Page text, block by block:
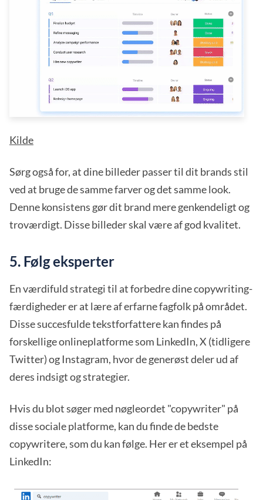
Kilde
Sørg også for, at dine billeder passer til dit brands stil
ved at bruge de samme farver og det samme look.
Denne konsistens gør dit brand mere genkendeligt og
troværdigt. Disse billeder skal være af god kvalitet.
5. Følg eksperter
En værdifuld strategi til at forbedre dine copywriting-
færdigheder er at lære af erfarne fagfolk på området.
Disse succesfulde tekstforfattere kan findes på
forskellige onlineplatforme som LinkedIn, X (tidligere
Twitter) og Instagram, hvor de generøst deler ud af
deres indsigt og strategier.
Hvis du blot søger med nøgleordet "copywriter" på
disse sociale platforme, kan du finde de bedste
copywritere, som du kan følge. Her er et eksempel på
LinkedIn: